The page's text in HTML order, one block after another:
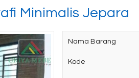
Minimalis Jepara
Nama Barang
Kode